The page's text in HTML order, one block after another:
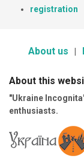
registration
About us
About this
"Ukraine
enthusiasts.